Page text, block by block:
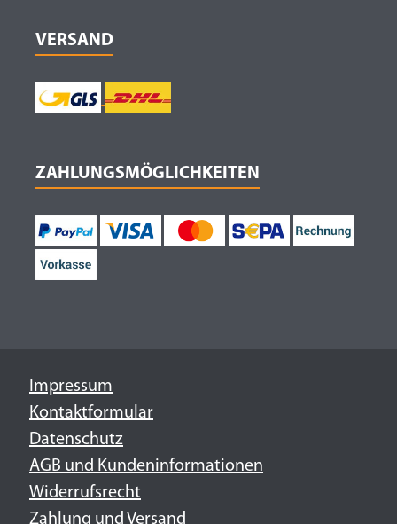
VERSAND
ZAHLUNGSMÖGLICHKEITEN
Impressum
Kontaktformular
Datenschutz
AGB und Kundeninformationen
Widerrufsrecht
Zahlung und Versand